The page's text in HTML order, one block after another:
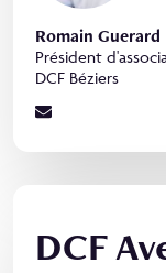
Romain Guerard
Président
DCF Béziers
DCF